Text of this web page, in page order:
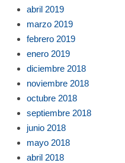
abril 2019
marzo 2019
febrero 2019
enero 2019
diciembre 2018
noviembre 2018
octubre 2018
septiembre 2018
junio 2018
mayo 2018
abril 2018